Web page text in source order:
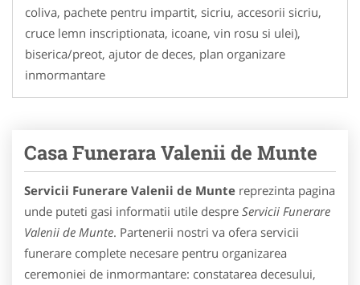
coliva, pachete pentru impartit, sicriu, accesorii sicriu,
cruce lemn inscriptionata, icoane, vin rosu si ulei),
biserica/preot, ajutor de deces, plan organizare
inmormantare
Casa Funerara Valenii de Munte
Servicii Funerare Valenii de Munte reprezinta pagina
unde puteti gasi informatii utile despre Servicii Funerare
Valenii de Munte. Partenerii nostri va ofera servicii
funerare complete necesare pentru organizarea
ceremoniei de inmormantare: constatarea decesului,